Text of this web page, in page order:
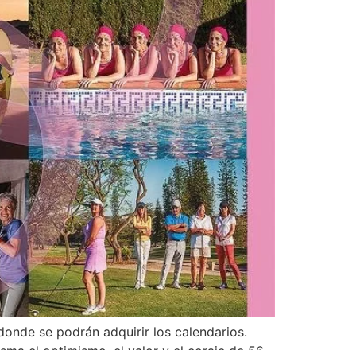
se podrán adquirir los calendarios.